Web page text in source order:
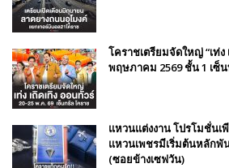
โคราชเตรียมจัดใหญ่ “เท่ง
พฤษภาคม 2569 ชั้น 1 เซ็
แหวนแต่งงาน โปรโมชั่นเ
แหวนเพชรมีเริ่มต้นหลักพั
(ซอยข้างเซฟวัน)